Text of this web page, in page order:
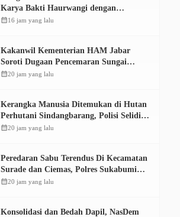
Karya Bakti Haurwangi dengan
Pendidikan Demokrasi
calendar_month16 jam yang lalu
Kakanwil Kementerian HAM Jabar
Soroti Dugaan Pencemaran Sungai
Cikeas, Dinilai Ancam Hak Masyarakat
calendar_month20 jam yang lalu
Kerangka Manusia Ditemukan di Hutan
Perhutani Sindangbarang, Polisi Selidiki
Identitas Korban
calendar_month20 jam yang lalu
Peredaran Sabu Terendus Di Kecamatan
Surade dan Ciemas, Polres Sukabumi
Tangkap Tiga Pelaku
calendar_month20 jam yang lalu
Konsolidasi dan Bedah Dapil, NasDem